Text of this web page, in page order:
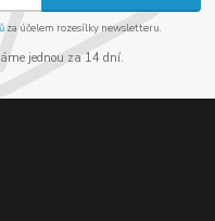
za účelem rozesílky newsletteru.
jednou za 14 dní.